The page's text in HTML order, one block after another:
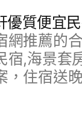
優質便宜
網推薦的
宿,海景套
，住宿送